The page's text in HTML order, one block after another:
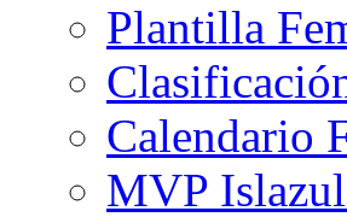
Plantilla
Calendario
MVP